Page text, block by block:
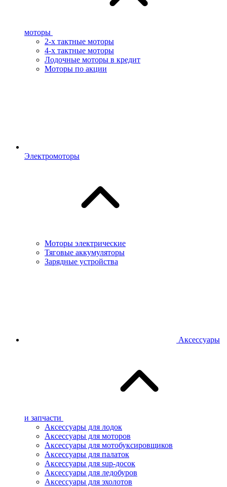
моторы
2-х тактные моторы
4-х тактные моторы
Лодочные моторы в кредит
Моторы по акции
Электромоторы
Моторы электрические
Тяговые аккумуляторы
Зарядные устройства
Аксессуары
и запчасти
Аксессуары для лодок
Аксессуары для моторов
Аксессуары для мотобуксировщиков
Аксессуары для палаток
Аксессуары для sup-досок
Аксессуары для ледобуров
Аксессуары для эхолотов